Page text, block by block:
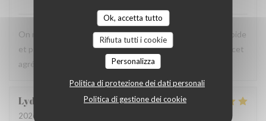
Ok, accetta tutto
Rifiuta tutti i cookie
Personalizza
Politica di protezione dei dati personali
Politica di gestione dei cookie
On recommande vivement, carte avec du choix ,service rapide
et personnels très agréable, prix raisonnables..merci pour cet
agréable moment en terrasse.
Lydia
2026-08-06